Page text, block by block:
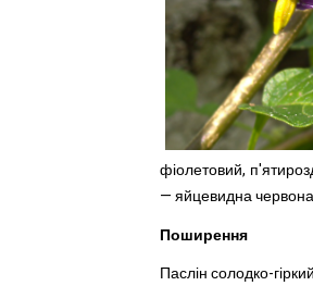
фіолетовий,
— яйцевидна
Поширення
Паслін солодко-